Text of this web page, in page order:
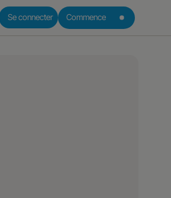
Se connecter Commence